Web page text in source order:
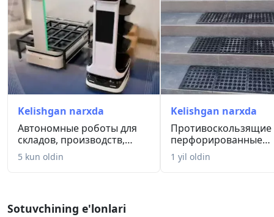
Kelishgan narxda
Автономные роботы для
складов, производств,
рестор...
5 kun oldin
Kelishgan narxda
Противоскользящие
перфорированные
резиновые коврик...
1 yil oldin
Sotuvchining e'lonlari